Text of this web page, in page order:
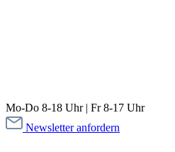
Mo-Do 8-18 Uhr | Fr 8-17 Uhr
Newsletter anfordern